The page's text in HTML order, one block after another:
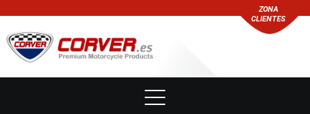
ZONA
CLIENTES